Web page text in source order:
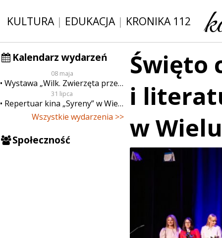
KULTURA| EDUKACJA| KRONIKA 112
Kalendarz wydarzeń
08 maja
Wystawa „Wilk. Zwierzęta przeklęte”
31 lipca
Repertuar kina „Syreny” w Wieluniu w dn. od 31 lipca do 6 sierpnia
Wszystkie wydarzenia >>
Społeczność
Święto
i
w